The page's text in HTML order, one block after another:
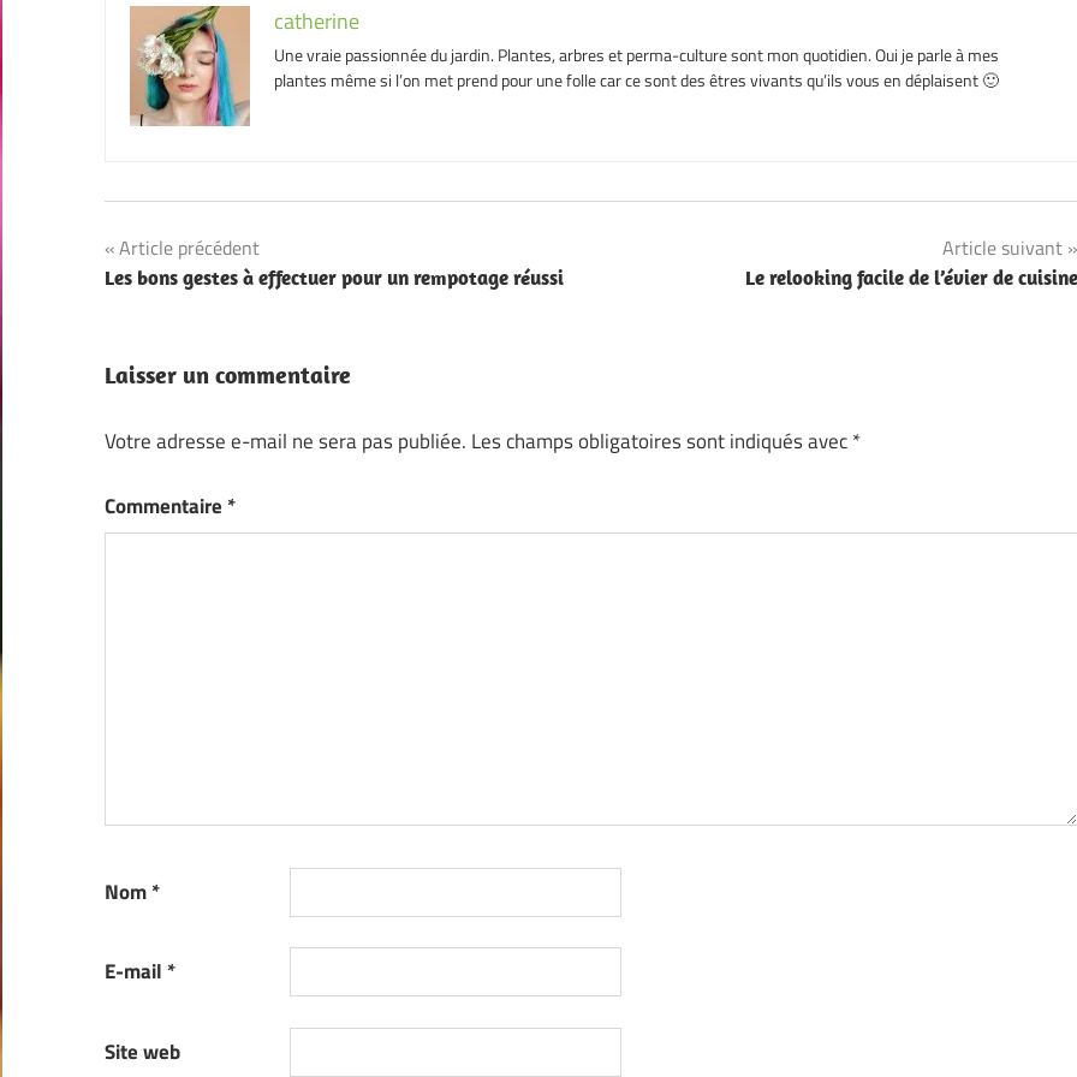
catherine
Une vraie passionnée du jardin. Plantes, arbres et perma-culture sont mon quotidien. Oui je parle à mes
plantes même si l’on met prend pour une folle car ce sont des êtres vivants qu’ils vous en déplaisent 🙂
Navigation
de
Article précédent
Les bons gestes à effectuer pour un rempotage réussi
Article suivant
Le relooking facile de l’évier de cuisine
Laisser un commentaire
Votre adresse e-mail ne sera pas publiée. Les champs obligatoires sont indiqués avec*
Commentaire *
Nom*
E-mail *
Site web